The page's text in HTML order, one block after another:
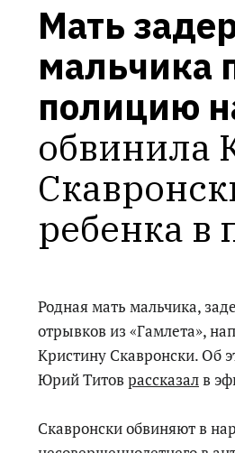
Мать
мальчика
полицию
обвинила
ребенка в
Родная мать мальчика,
отрывков из «Гамлета»,
Кристину Скавронски. Об
Юрий Титоврассказалв
Скавронски обвиняют в